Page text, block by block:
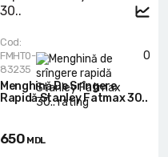
0
Cod:
FMHT0-
83235
Menghină De Srîngere
Rapidă Stanley Fatmax 30..
650 MDL